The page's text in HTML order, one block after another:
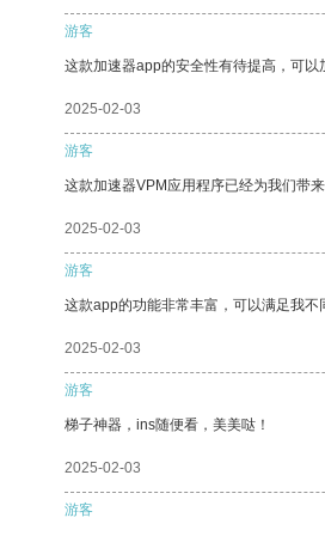
游客
这款加速器app的安全性有待提高，可
2025-02-03
游客
这款加速器VPM应用程序已经为我们带
2025-02-03
游客
这款app的功能非常丰富，可以满足我不
2025-02-03
游客
梯子神器，ins随便看，美美哒！
2025-02-03
游客